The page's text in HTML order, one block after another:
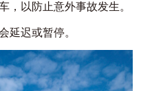
，以防止意外事故发生。
延迟或暂停。